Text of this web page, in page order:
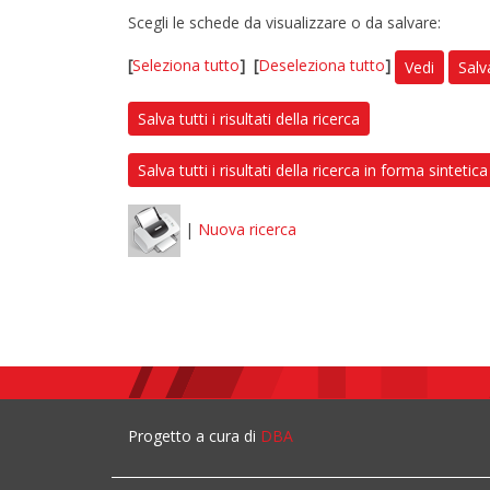
Scegli le schede da visualizzare o da salvare:
[Seleziona tutto] [Deseleziona tutto] Vedi
Salva tutti i risultati della ricerca
Salva tutti i risultati della ricerca in forma sintetica
| Nuova ricerca
Progetto a cura di DBA